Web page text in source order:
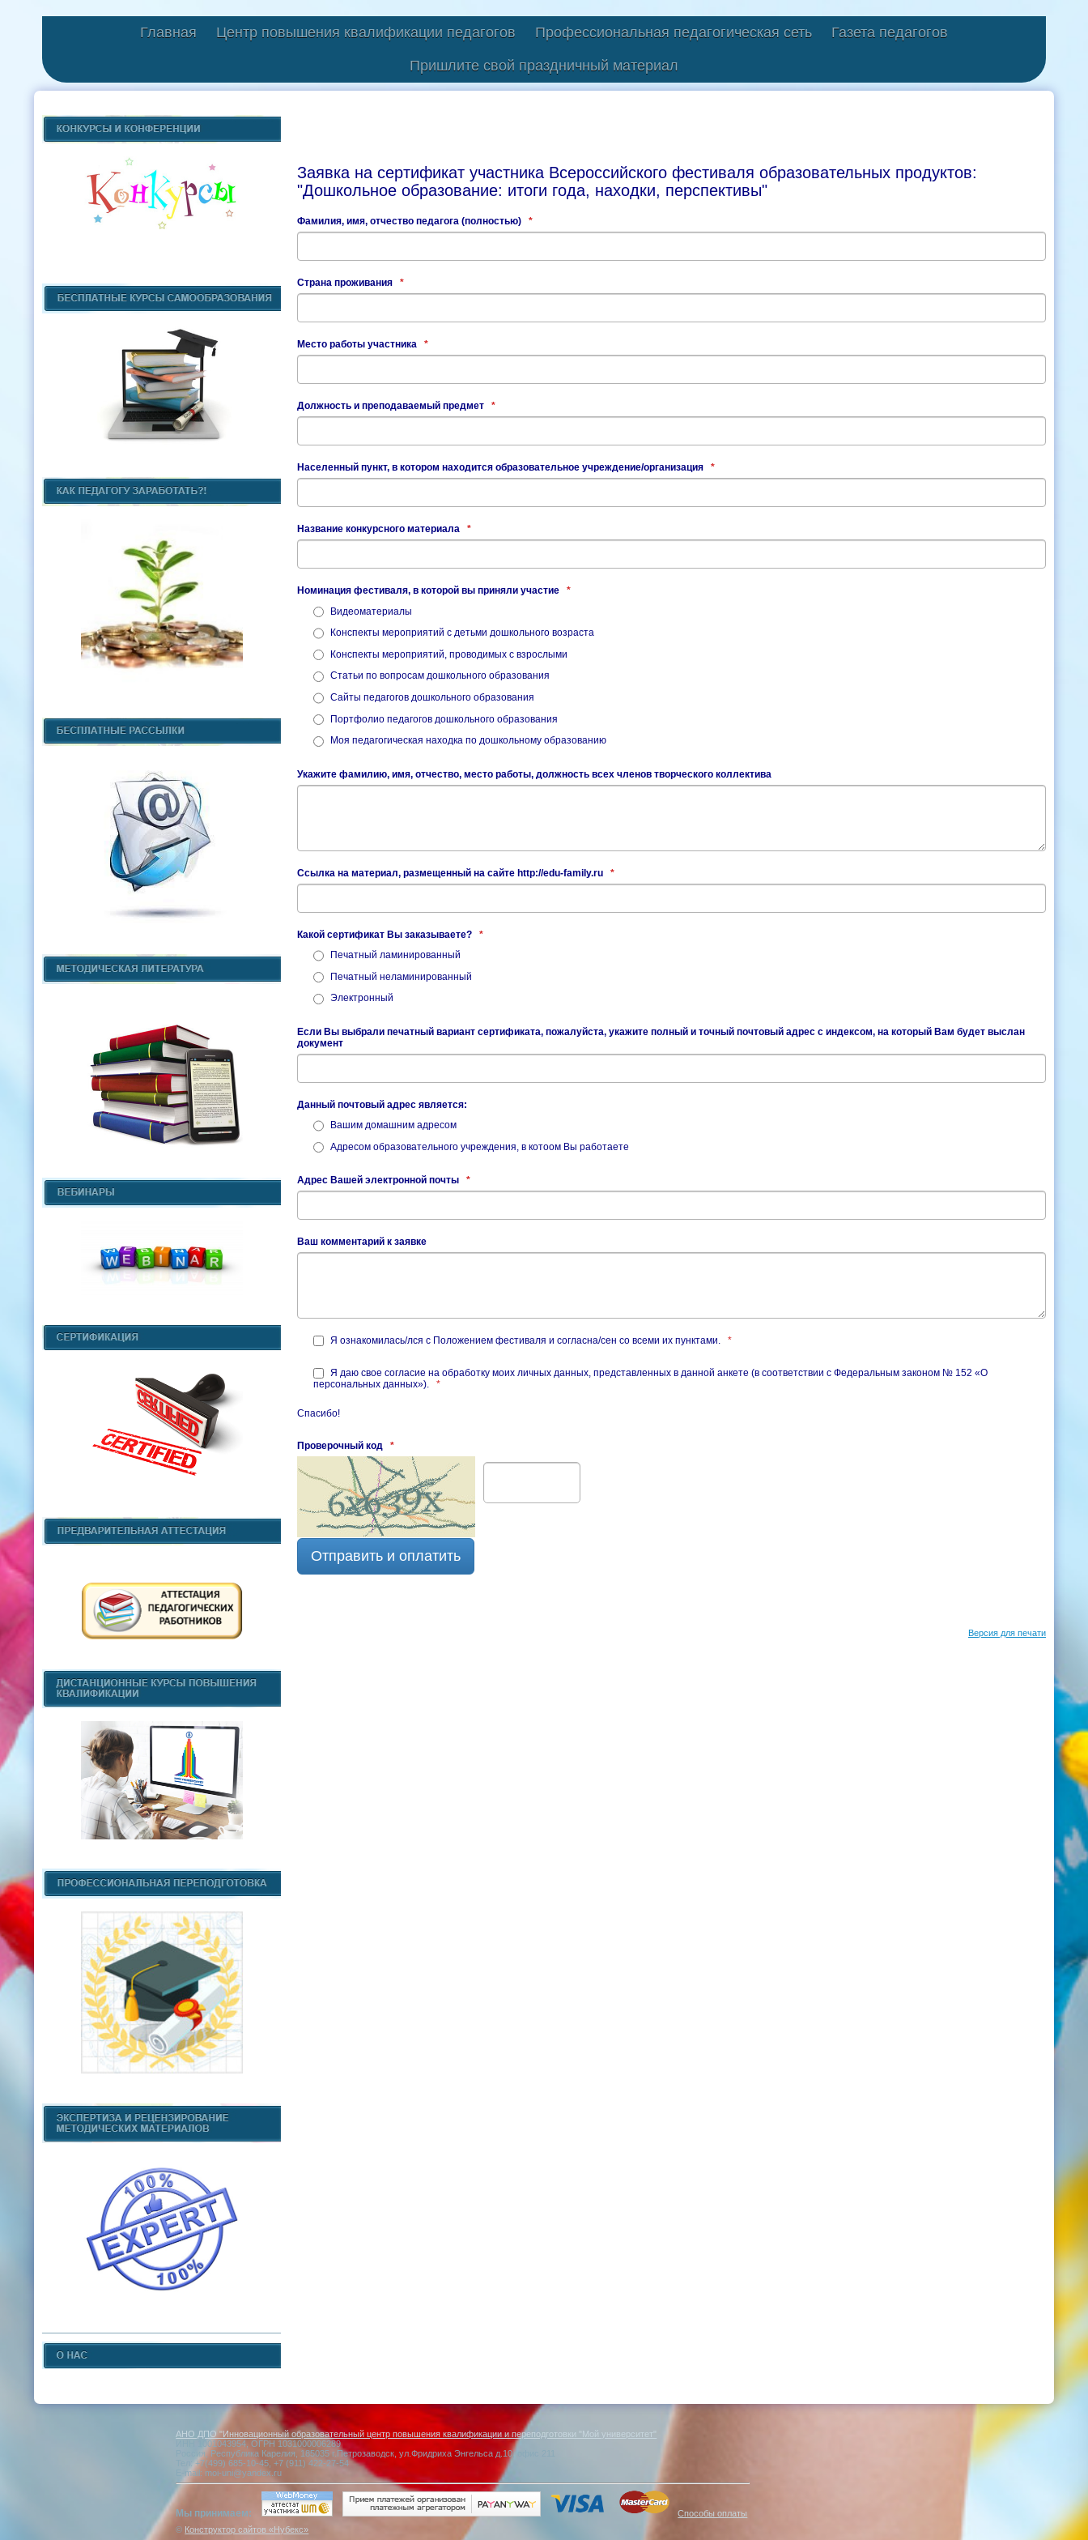
Главная Центр повышения квалификации педагогов Профессиональная педагогическая сеть Газета педагогов
Пришлите свой праздничный материал
Заявка на сертификат участника Всероссийского фестиваля образовательных продуктов:
"Дошкольное образование: итоги года, находки, перспективы"
Фамилия, имя, отчество педагога (полностью) *
Страна проживания *
Место работы участника *
Должность и преподаваемый предмет *
Населенный пункт, в котором находится образовательное учреждение/организация *
Название конкурсного материала *
Номинация фестиваля, в которой вы приняли участие
*
Видеоматериалы
Конспекты мероприятий с детьми дошкольного возраста
Конспекты мероприятий, проводимых с взрослыми
Статьи по вопросам дошкольного образования
Сайты педагогов дошкольного образования
Портфолио педагогов дошкольного образования
Моя педагогическая находка по дошкольному образованию
Укажите фамилию, имя, отчество, место работы, должность всех членов творческого коллектива
Ссылка на материал, размещенный на сайте http://edu-family.ru *
Какой сертификат Вы заказываете?
*
Печатный ламинированный
Печатный неламинированный
Электронный
Если Вы выбрали печатный вариант сертификата, пожалуйста, укажите полный и точный почтовый адрес с индексом, на который Вам будет выслан
документ
Данный почтовый адрес является:
Вашим домашним адресом
Адресом образовательного учреждения, в котоом Вы работаете
Адрес Вашей электронной почты *
Ваш комментарий к заявке
Я ознакомилась/лся с Положением фестиваля и согласна/сен со всеми их пунктами. *
Я даю свое согласие на обработку моих личных данных, представленных в данной анкете (в соответствии с Федеральным законом № 152 «О
персональных данных»).
*
Спасибо!
Проверочный код *
Отправить и оплатить
Версия для печати
АНО ДПО "Инновационный образовательный центр повышения квалификации и переподготовки "Мой университет"
ИНН 1001043954, ОГРН 1031000006289
Россия, Республика Карелия, 185035 г.Петрозаводск, ул.Фридриха Энгельса д.10, офис 211
Тел: +7(499) 685-10-45, +7 (911) 422-27-54
E-mail: moi-uni@yandex.ru
Мы принимаем:
Способы оплаты
© Конструктор сайтов «Нубекс»